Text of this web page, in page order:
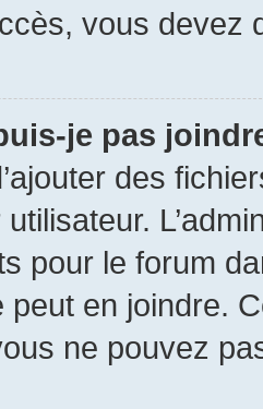
vous devez
je pas
des
pour le forum
peut en joindre.
ne pouvez